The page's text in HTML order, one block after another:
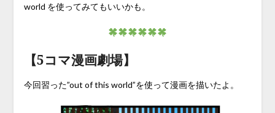
world を使ってみてもいいかも。
【5コマ漫画劇場】
今回習った”out of this world”を使って漫画を描いたよ。